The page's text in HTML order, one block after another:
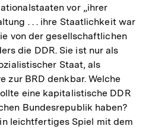
vor „ihrer
. . . ihre Staatlichkeit war
von der gesellschaftlichen
die DDR. Sie ist nur als
Staat, als
zur BRD denkbar. Welche
eine kapitalistische DDR
Bundesrepublik haben?
leichtfertiges Spiel mit dem